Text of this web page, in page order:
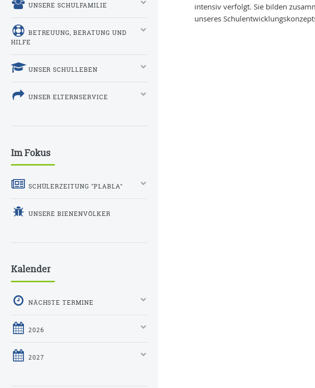
intensiv verfolgt. Sie bilden
unseres
UNSERE SCHULFAMILIE
BETREUUNG, BERATUNG UND
HILFE
UNSER SCHULLEBEN
UNSER ELTERNSERVICE
Im Fokus
SCHÜLERZEITUNG "PLABLA"
UNSERE BIENENVÖLKER
Kalender
NÄCHSTE TERMINE
2026
2027